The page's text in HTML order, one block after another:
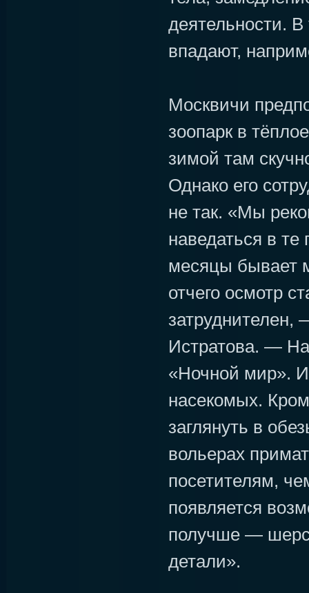
деятельности. В
впадают,
Москвичи
зоопарк в
зимой там
Однако его
не так. «Мы
наведаться в
месяцы бывает
отчего осмотр
затруднителен,
Истратова. —
«Ночной мир».
насекомых.
заглянуть в
вольерах
посетителям,
появляется
получше —
детали».